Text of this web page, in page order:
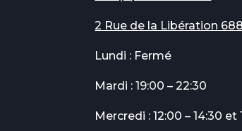
2 Rue de la Libération
Lundi : Fermé
Mardi : 19:00 – 22:30
Mercredi : 12:00 – 14:30 et